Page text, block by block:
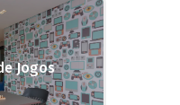
Jogos